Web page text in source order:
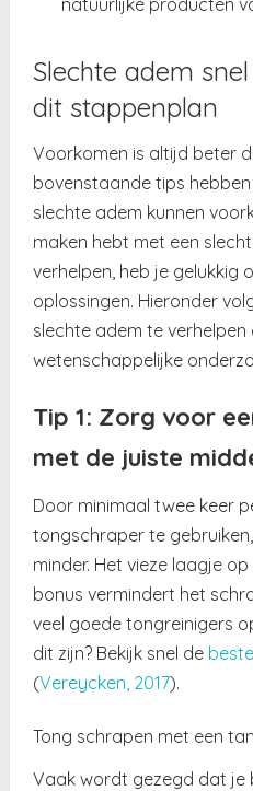
natuurlijke producten
Slechte adem
dit stappenplan
Voorkomen is altijd beter
bovenstaande tips
slechte adem kunnen
maken hebt met een
verhelpen, heb je gelukkig
oplossingen. Hieronder
slechte adem te
wetenschappelijke
Tip 1: Zorg voor
met de juiste
Door minimaal twee keer
tongschraper te
minder. Het vieze laagje
bonus vermindert het
veel goede tongreinigers
dit zijn? Bekijk snel de
(Vereycken, 2017).
Tong schrapen met een
Vaak wordt gezegd dat je